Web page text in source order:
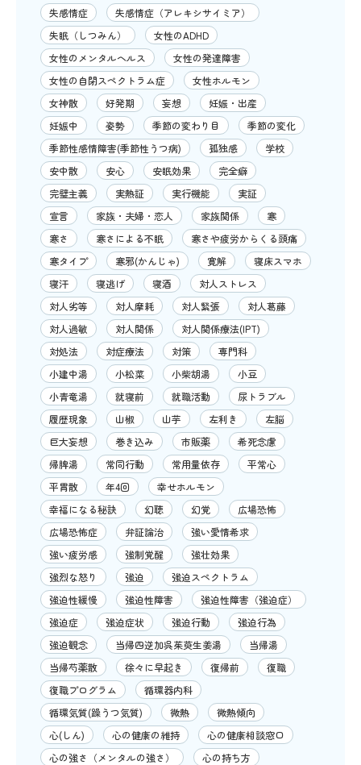
失感情症
失感情症（アレキシサイミア）
失眠（しつみん）
女性のADHD
女性のメンタルヘルス
女性の発達障害
女性の自閉スペクトラム症
女性ホルモン
女神散
好発期 妄想
妊娠・出産
妊娠中
姿勢 季節の変わり目
季節の変化
季節性感情障害(季節性うつ病)
孤独感
学校
安中散
安心 安眠効果
完全癖
完璧主義
実熱証 実行機能
実証
宣言
家族・夫婦・恋人 家族関係
寒
寒さ
寒さによる不眠
寒さや疲労からくる頭痛
寒タイプ
寒邪(かんじゃ) 寛解
寝床スマホ
寝汗
寝逃げ 寝酒
対人ストレス
対人劣等
対人摩耗 対人緊張
対人葛藤
対人過敏
対人関係
対人関係療法(IPT)
対処法
対症療法 対策
専門科
小建中湯
小松菜 小柴胡湯
小豆
小青竜湯
就寝前 就職活動
尿トラブル
履歴現象
山椒 山芋 左利き
左脳
巨大妄想
巻き込み 市販薬
希死念慮
帰脾湯
常同行動 常用量依存
平常心
平胃散
年4回
幸せホルモン
幸福になる秘訣
幻聴 幻覚
広場恐怖
広場恐怖症
弁証論治
強い愛情希求
強い疲労感
強制覚醒
強壮効果
強烈な怒り
強迫
強迫スペクトラム
強迫性緩慢
強迫性障害
強迫性障害（強迫症）
強迫症
強迫症状 強迫行動
強迫行為
強迫観念
当帰四逆加呉茱萸生姜湯
当帰湯
当帰芍薬散
徐々に早起き 復帰前
復職
復職プログラム
循環器内科
循環気質(躁うつ気質)
微熱
微熱傾向
心(しん)
心の健康の維持
心の健康相談窓口
心の強さ（メンタルの強さ）
心の持ち方